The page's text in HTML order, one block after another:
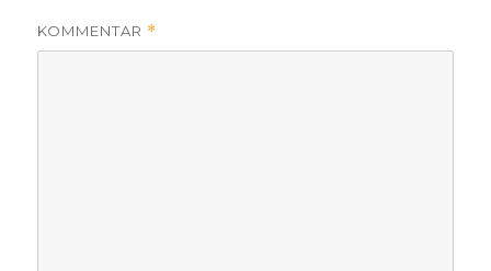
KOMMENTAR *